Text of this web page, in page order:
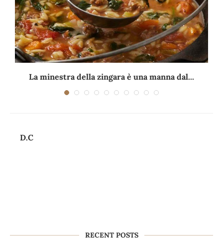
La minestra della zingara è una manna dal...
D.C
RECENT POSTS